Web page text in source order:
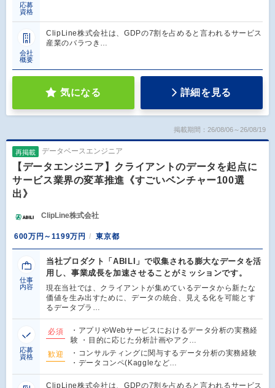
応募
資格
会社
概要
ClipLine株式会社は、GDPの7割を占めると言われるサービス
産業のバラつき…
気になる 詳細を見る
掲載期間：26/08/06～26/08/19
再掲載 データベースエンジニア
【データエンジニア】クライアントのデータを起点に
サービス業界の変革推進《すごいベンチャー100選
出》
ClipLine株式会社
600万円～1199万円 東京都
仕事
内容
当社プロダクト「ABILI」で収集される膨大なデータを活
用し、事業成長を加速させることがミッションです。
現在当社では、クライアントが集めているデータから新たな
価値を生み出すために、データの統合、見える化を可能とす
るデータプラ…
応募
資格
必須
・アプリやWebサービスにおけるデータ分析の実務経
験 ・目的に応じた分析計画やアク…
歓迎
・コンサルティングに関与するデータ分析の実務経験
・データコンペ(Kaggleなど…
ClipLine株式会社は、GDPの7割を占めると言われるサービス